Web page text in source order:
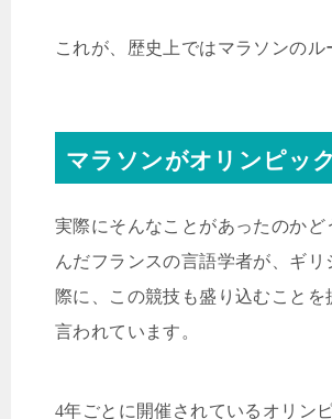
これが、歴史上ではマラソンの
マラソンがオリンピッ
実際にそんなことがあったのか
んだフランスの言語学者が、ギ
際に、この競技も盛り込むこと
言われています。
4年ごとに開催されているオリン